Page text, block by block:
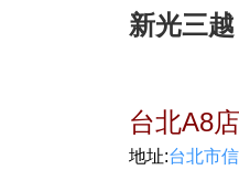
新光三
台北A8店
地址:台北市